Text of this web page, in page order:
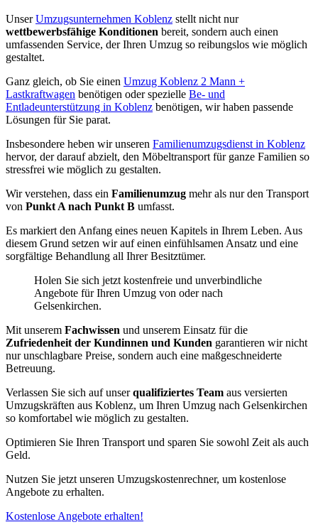
UnserUmzugsunternehmen Koblenz stellt nicht nur
wettbewerbsfähige Konditionen bereit, sondern auch einen
umfassenden Service, der Ihren Umzug so reibungslos wie möglich
gestaltet.
Ganz gleich, ob Sie einen Umzug Koblenz 2 Mann +
Lastkraftwagen benötigen oder spezielle Be- und
Entladeunterstützung in Koblenz benötigen, wir haben passende
Lösungen für Sie parat.
Insbesondere heben wir unseren Familienumzugsdienst in Koblenz
hervor, der darauf abzielt, den Möbeltransport für ganze Familien so
stressfrei wie möglich zu gestalten.
Wir verstehen, dass ein Familienumzug mehr als nur den Transport
von Punkt A nach Punkt B umfasst.
Es markiert den Anfang eines neuen Kapitels in Ihrem Leben. Aus
diesem Grund setzen wir auf einen einfühlsamen Ansatz und eine
sorgfältige Behandlung all Ihrer Besitztümer.
Holen Sie sich jetzt kostenfreie und unverbindliche
Angebote für Ihren Umzug von oder nach
Gelsenkirchen.
Mit unserem Fachwissen und unserem Einsatz für die
Zufriedenheit der Kundinnen und Kunden garantieren wir nicht
nur unschlagbare Preise, sondern auch eine maßgeschneiderte
Betreuung.
Verlassen Sie sich auf unserqualifiziertes Team aus versierten
Umzugskräften aus Koblenz, um Ihren Umzug nach Gelsenkirchen
so komfortabel wie möglich zu gestalten.
Optimieren Sie Ihren Transport und sparen Sie sowohl Zeit als auch
Geld.
Nutzen Sie jetzt unseren Umzugskostenrechner, um kostenlose
Angebote zu erhalten.
Kostenlose Angebote erhalten!